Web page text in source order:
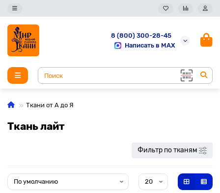
8 (800) 300-28-45
Написать в MAX
Ткани от А до Я
Ткань лайт
Фильтр по тканям